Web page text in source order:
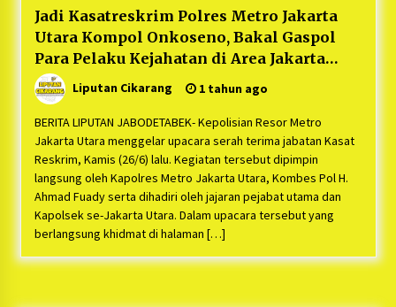
Jadi Kasatreskrim Polres Metro Jakarta
Utara Kompol Onkoseno, Bakal Gaspol
Para Pelaku Kejahatan di Area Jakarta
Utara : “Premanisme, Pungli, dan Tawuran
Bakal di Tindak Tegas”
Liputan Cikarang 1 tahun ago
BERITA LIPUTAN JABODETABEK- Kepolisian Resor Metro
Jakarta Utara menggelar upacara serah terima jabatan Kasat
Reskrim, Kamis (26/6) lalu. Kegiatan tersebut dipimpin
langsung oleh Kapolres Metro Jakarta Utara, Kombes Pol H.
Ahmad Fuady serta dihadiri oleh jajaran pejabat utama dan
Kapolsek se-Jakarta Utara. Dalam upacara tersebut yang
berlangsung khidmat di halaman […]